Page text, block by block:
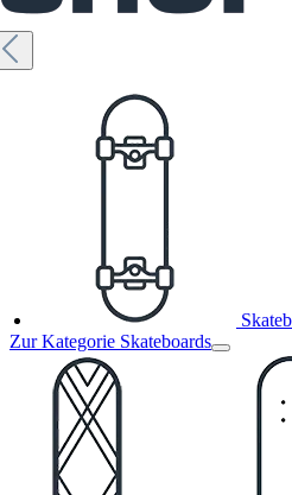
Zur Kategorie Skateboards